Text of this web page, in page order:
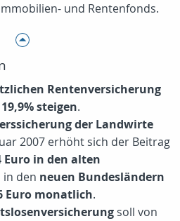
und Rentenfonds.
Rentenversicherung
steigen.
der Landwirte
2007 erhöht sich der Beitrag
Euro in den alten
in den neuen Bundesländern
Euro monatlich.
soll von